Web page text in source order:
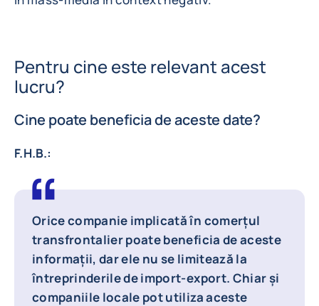
Pentru cine este relevant acest
lucru?
Cine poate beneficia de aceste date?
F.H.B.:
Orice companie implicată în comerțul
transfrontalier poate beneficia de aceste
informații, dar ele nu se limitează la
întreprinderile de import-export. Chiar și
companiile locale pot utiliza aceste